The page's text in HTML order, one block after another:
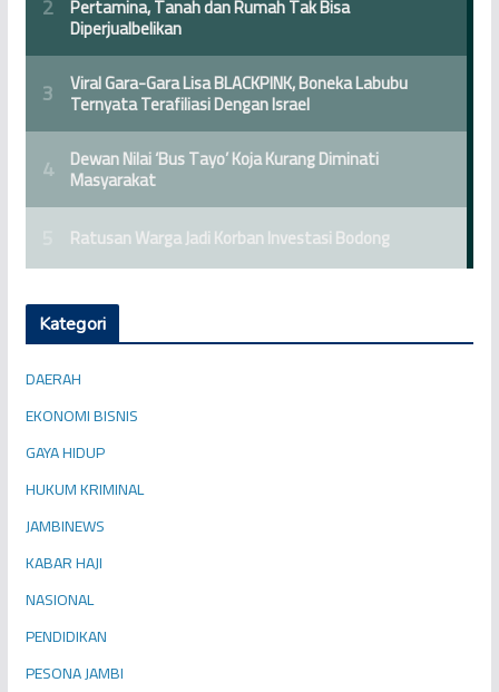
Kategori
DAERAH
EKONOMI BISNIS
GAYA HIDUP
HUKUM KRIMINAL
JAMBINEWS
KABAR HAJI
NASIONAL
PENDIDIKAN
PESONA JAMBI